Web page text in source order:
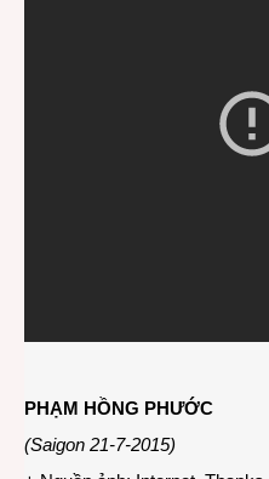
PHẠM HỒNG PHƯỚC
(Saigon 21-7-2015)